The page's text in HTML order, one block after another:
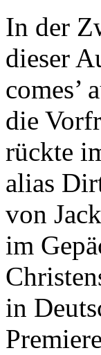
In der
dieser
comes’
die
rückte
alias
von
im
in